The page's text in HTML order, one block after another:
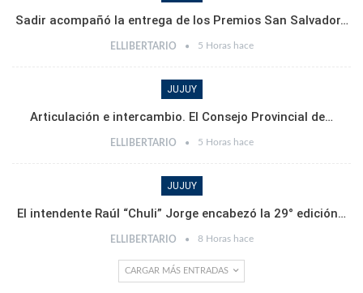
Sadir acompañó la entrega de los Premios San Salvador…
ELLIBERTARIO 5 Horas hace
JUJUY
Articulación e intercambio. El Consejo Provincial de…
ELLIBERTARIO 5 Horas hace
JUJUY
El intendente Raúl “Chuli” Jorge encabezó la 29° edición…
ELLIBERTARIO 8 Horas hace
CARGAR MÁS ENTRADAS